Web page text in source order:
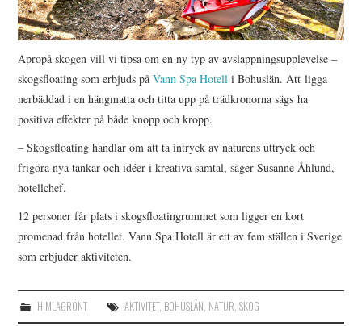
Apropå skogen vill vi tipsa om en ny typ av avslappningsupplevelse –
skogsfloating som erbjuds påVann Spa Hotell i Bohuslän. Att ligga
nerbäddad i en hängmatta och titta upp på trädkronorna sägs ha
positiva effekter på både knopp och kropp.
– Skogsfloating handlar om att ta intryck av naturens uttryck och
frigöra nya tankar och idéer i kreativa samtal, säger Susanne Åhlund,
hotellchef.
12 personer får plats i skogsfloatingrummet som ligger en kort
promenad från hotellet. Vann Spa Hotell är ett av fem ställen i Sverige
som erbjuder aktiviteten.
HIMLAGRÖNT AKTIVITET, BOHUSLÄN, NATUR, SKOG